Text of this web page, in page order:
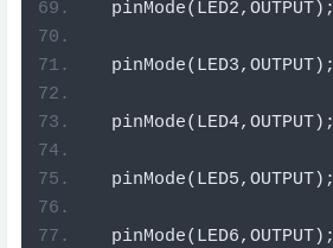
  pinMode
( LED2, OUTPUT);
  pinMode
( LED3, OUTPUT);
  pinMode
( LED4, OUTPUT);
  pinMode
( LED5, OUTPUT);
  pinMode
( LED6, OUTPUT);